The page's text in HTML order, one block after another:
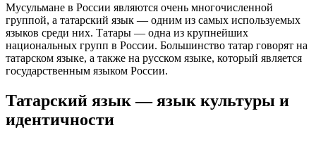
Мусульмане в России являются очень многочисленной
группой, а татарский язык — одним из самых используемых
языков среди них. Татары — одна из крупнейших
национальных групп в России. Большинство татар говорят на
татарском языке, а также на русском языке, который является
государственным языком России.
Татарский язык — язык культуры и
идентичности